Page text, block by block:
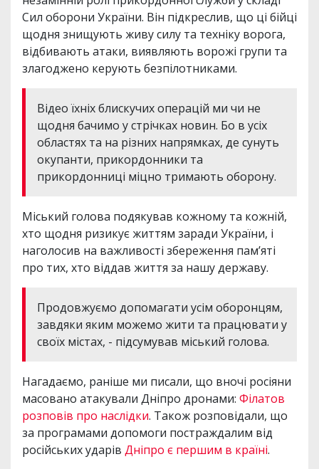
Сил оборони України. Він підкреслив, що ці бійці
щодня знищують живу силу та техніку ворога,
відбивають атаки, виявляють ворожі групи та
злагоджено керують безпілотниками.
Відео їхніх блискучих операцій ми чи не
щодня бачимо у стрічках новин. Бо в усіх
областях та на різних напрямках, де сунуть
окупанти, прикордонники та
прикордонниці міцно тримають оборону.
Міський голова подякував кожному та кожній,
хто щодня ризикує життям заради України, і
наголосив на важливості збереження пам’яті
про тих, хто віддав життя за нашу державу.
Продовжуємо допомагати усім оборонцям,
завдяки яким можемо жити та працювати у
своїх містах, - підсумував міський голова.
Нагадаємо, раніше ми писали, що вночі росіяни
масовано атакували Дніпро дронами: Філатов
розповів про наслідки. Також розповідали, що
за програмами допомоги постраждалим від
російських ударів Дніпро є першим в країні.